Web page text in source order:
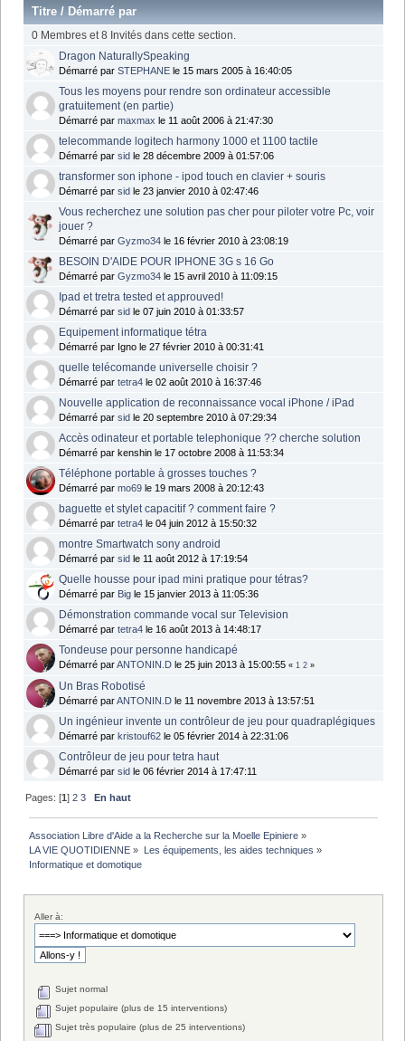
Titre / Démarré par
0 Membres et 8 Invités dans cette section.
Dragon NaturallySpeaking
Démarré par STEPHANE le 15 mars 2005 à 16:40:05
Tous les moyens pour rendre son ordinateur accessible
gratuitement (en partie)
Démarré par maxmax le 11 août 2006 à 21:47:30
telecommande logitech harmony 1000 et 1100 tactile
Démarré par sid le 28 décembre 2009 à 01:57:06
transformer son iphone - ipod touch en clavier + souris
Démarré par sid le 23 janvier 2010 à 02:47:46
Vous recherchez une solution pas cher pour piloter votre Pc, voir
jouer ?
Démarré par Gyzmo34 le 16 février 2010 à 23:08:19
BESOIN D'AIDE POUR IPHONE 3G s 16 Go
Démarré par Gyzmo34 le 15 avril 2010 à 11:09:15
Ipad et tretra tested et approuved!
Démarré par sid le 07 juin 2010 à 01:33:57
Equipement informatique tétra
Démarré par Igno le 27 février 2010 à 00:31:41
quelle telécomande universelle choisir ?
Démarré par tetra4 le 02 août 2010 à 16:37:46
Nouvelle application de reconnaissance vocal iPhone / iPad
Démarré par sid le 20 septembre 2010 à 07:29:34
Accès odinateur et portable telephonique ?? cherche solution
Démarré par kenshin le 17 octobre 2008 à 11:53:34
Téléphone portable à grosses touches ?
Démarré par mo69 le 19 mars 2008 à 20:12:43
baguette et stylet capacitif ? comment faire ?
Démarré par tetra4 le 04 juin 2012 à 15:50:32
montre Smartwatch sony android
Démarré par sid le 11 août 2012 à 17:19:54
Quelle housse pour ipad mini pratique pour tétras?
Démarré par Big le 15 janvier 2013 à 11:05:36
Démonstration commande vocal sur Television
Démarré par tetra4 le 16 août 2013 à 14:48:17
Tondeuse pour personne handicapé
Démarré parANTONIN.D le 25 juin 2013 à 15:00:55 « 1 2 »
Un Bras Robotisé
Démarré parANTONIN.D le 11 novembre 2013 à 13:57:51
Un ingénieur invente un contrôleur de jeu pour quadraplégiques
Démarré par kristouf62 le 05 février 2014 à 22:31:06
Contrôleur de jeu pour tetra haut
Démarré par sid le 06 février 2014 à 17:47:11
Pages: [1]2 3 En haut
Association Libre d'Aide a la Recherche sur la Moelle Epiniere »
LA VIE QUOTIDIENNE » Les équipements, les aides techniques »
Informatique et domotique
Aller à:
Sujet normal
Sujet populaire (plus de 15 interventions)
Sujet très populaire (plus de 25 interventions)